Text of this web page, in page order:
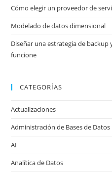
Cómo elegir un proveedor de
Modelado de datos dimensional
Diseñar una estrategia de
funcione
CATEGORÍAS
Actualizaciones
Administración de Bases de Datos
AI
Analítica de Datos